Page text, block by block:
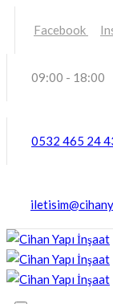
Facebook
09:00 - 18:00
0532 465 24